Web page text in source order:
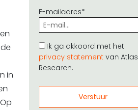
in
E-mailadres*
Ik ga akkoord met het
privacy statement van Atlas
Research.